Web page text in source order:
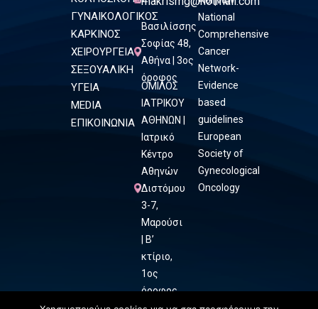
ΓΥΝΑΙΚΟΛΟΓΙΚΟΣ
ΚΑΡΚΙΝΟΣ
ΧΕΙΡΟΥΡΓΕΙΑ
ΣΕΞΟΥΑΛΙΚΗ
ΥΓΕΙΑ
MEDIA
ΕΠΙΚΟΙΝΩΝΙΑ
Βασιλίσσης
Σοφίας 48,
Αθήνα | 3ος
όροφος
ΟΜΙΛΟΣ
ΙΑΤΡΙΚΟΥ
ΑΘΗΝΩΝ |
Ιατρικό
Κέντρο
Αθηνών
Διστόμου
3-7,
Μαρούσι
| Β’
κτίριο,
1ος
όροφος
National
Comprehensive
Cancer
Network-
Evidence
based
guidelines
European
Society of
Gynecological
Oncology